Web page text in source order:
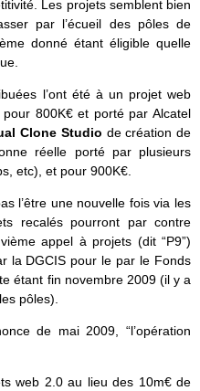
Les projets semblent bien
par l’écueil des pôles de
donné étant éligible quelle
l’ont été à un projet web
800K€ et porté par Alcatel
Clone Studio de création de
réelle porté par plusieurs
etc), et pour 900K€.
l’être une nouvelle fois via les
recalés pourront par contre
appel à projets (dit “P9”)
la DGCIS pour le par le Fonds
étant fin novembre 2009 (il y a
pôles).
de mai 2009, “l’opération
web 2.0 au lieu des 10m€ de